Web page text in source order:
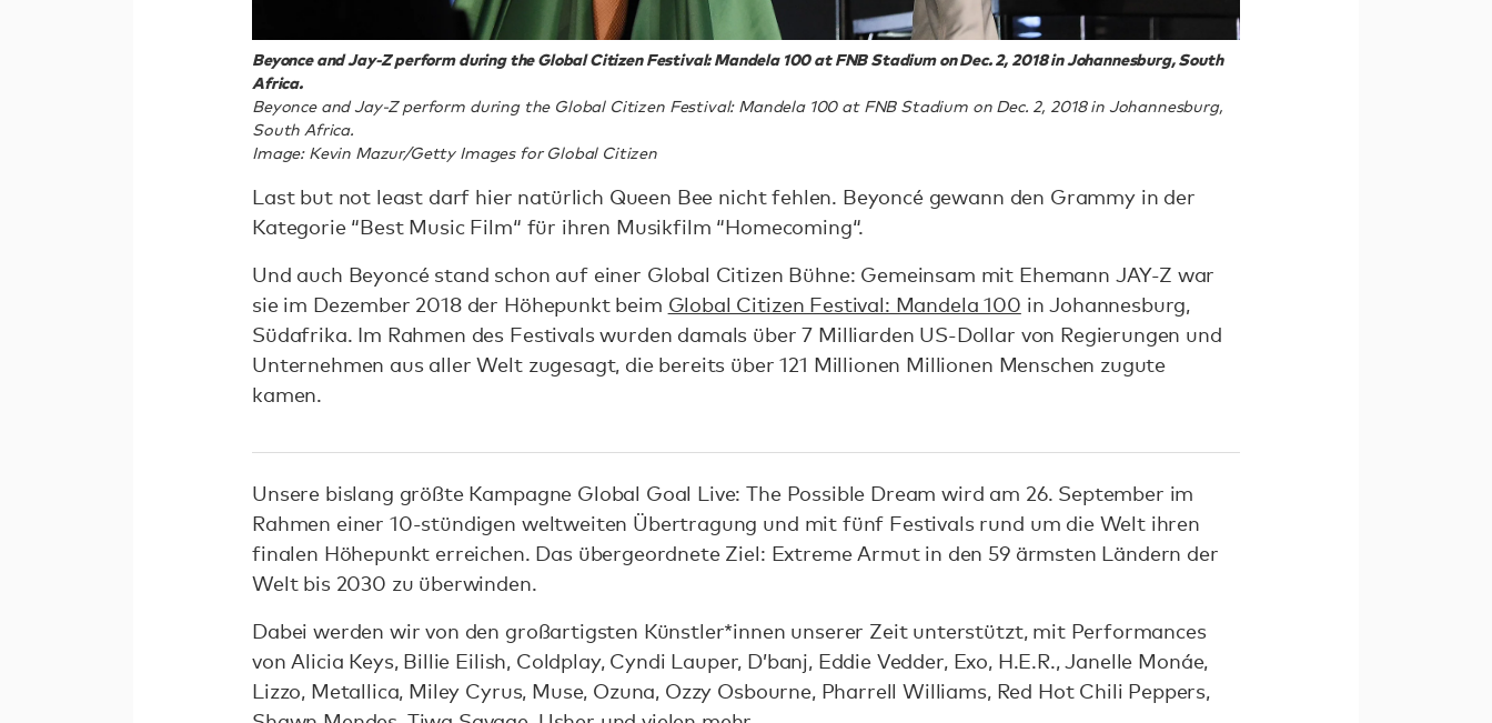
Beyonce and Jay-Z perform during the Global Citizen Festival: Mandela 100 at FNB Stadium on Dec. 2, 2018 in Johannesburg, South
Africa.
Beyonce and Jay-Z perform during the Global Citizen Festival: Mandela 100 at FNB Stadium on Dec. 2, 2018 in Johannesburg,
South Africa.
Image: Kevin Mazur/Getty Images for Global Citizen
Last but not least darf hier natürlich Queen Bee nicht fehlen. Beyoncé gewann den Grammy in der
Kategorie “Best Music Film“ für ihren Musikfilm “Homecoming“.
Und auch Beyoncé stand schon auf einer Global Citizen Bühne: Gemeinsam mit Ehemann JAY-Z war
sie im Dezember 2018 der Höhepunkt beim Global Citizen Festival: Mandela 100 in Johannesburg,
Südafrika. Im Rahmen des Festivals wurden damals über 7 Milliarden US-Dollar von Regierungen und
Unternehmen aus aller Welt zugesagt, die bereits über 121 Millionen Millionen Menschen zugute
kamen.
Unsere bislang größte Kampagne Global Goal Live: The Possible Dream wird am 26. September im
Rahmen einer 10-stündigen weltweiten Übertragung und mit fünf Festivals rund um die Welt ihren
finalen Höhepunkt erreichen. Das übergeordnete Ziel: Extreme Armut in den 59 ärmsten Ländern der
Welt bis 2030 zu überwinden.
Dabei werden wir von den großartigsten Künstler*innen unserer Zeit unterstützt, mit Performances
von Alicia Keys, Billie Eilish, Coldplay, Cyndi Lauper, D’banj, Eddie Vedder, Exo, H.E.R., Janelle Monáe,
Lizzo, Metallica, Miley Cyrus, Muse, Ozuna, Ozzy Osbourne, Pharrell Williams, Red Hot Chili Peppers,